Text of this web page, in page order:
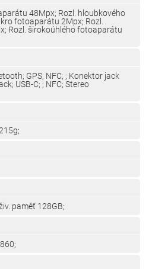
48Mpx; Rozl. hloubkového
fotoaparátu 2Mpx; Rozl.
Rozl. širokoúhlého fotoaparátu
GPS; NFC; ; Konektor jack
USB-C; ; NFC; Stereo
paměť 128GB;